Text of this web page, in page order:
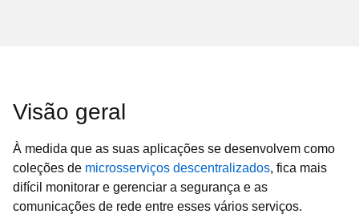
Visão geral
À medida que as suas aplicações se desenvolvem como
coleções de microsserviços descentralizados, fica mais
difícil monitorar e gerenciar a segurança e as
comunicações de rede entre esses vários serviços.